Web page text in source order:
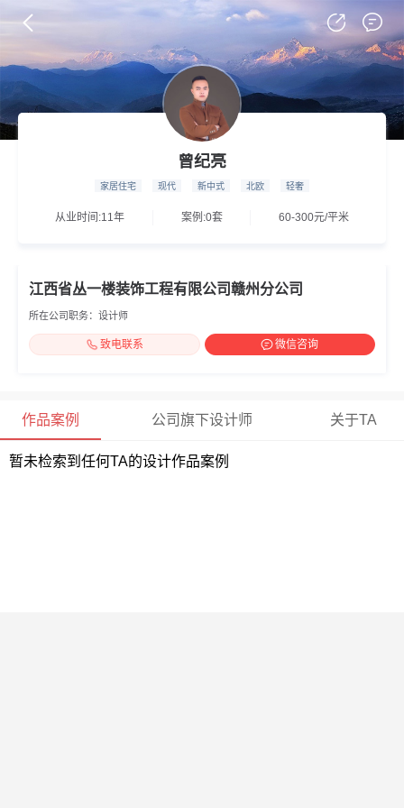
曾纪亮
家居住宅 现代 新中式 北欧 轻奢
从业时间:11年 案例:0套 60-300元/平米
江西省丛一楼装饰工程有限公司赣州分公司
所在公司职务：设计师
致电联系 微信咨询
作品案例 公司旗下设计师 关于TA
暂未检索到任何TA的设计作品案例